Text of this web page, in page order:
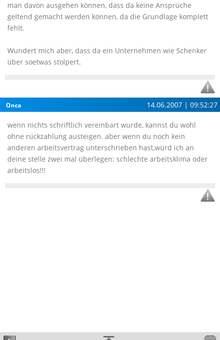
man davon ausgehen können, dass da keine Ansprüche
geltend gemacht werden können, da die Grundlage komplett
fehlt.
Wundert mich aber, dass da ein Unternehmen wie Schenker
über soetwas stolpert.
Onca 14.06.2007 | 09:52:27
wenn nichts schriftlich vereinbart wurde, kannst du wohl
ohne rückzahlung austeigen. aber wenn du noch kein
anderen arbeitsvertrag unterschrieben hast,würd ich an
deine stelle zwei mal überlegen: schlechte arbeitsklima oder
arbeitslos!!!